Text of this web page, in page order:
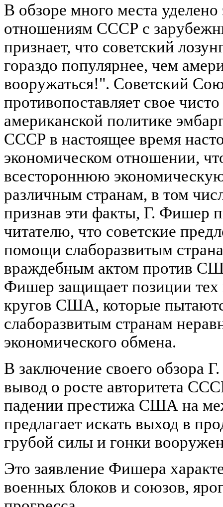
В обзоре много места
отношениям СССР с
признает, что советский
гораздо популярнее, чем
вооружаться!". Советский
противопоставляет свое
американской политике
СССР в настоящее время
экономическом отношении,
всестороннюю
различным странам, в том
признав эти факты, Г. Фишер
читателю, что советские
помощи слаборазвитым
враждебным актом против
Фишер защищает позиции тех
кругов США, которые
слаборазвитым странам
экономического обмена.
В заключение своего обзора
вывод о росте авторитета
падении престижа США на
предлагает искать выход в
грубой силы и гонки
Это заявление Фишера
военных блоков и союзов,